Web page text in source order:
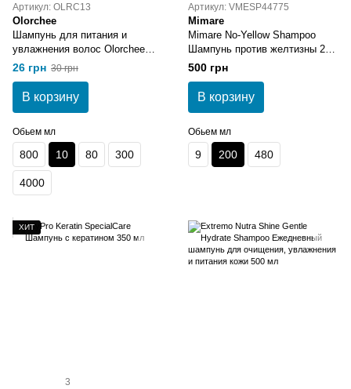
Артикул: OLRC13
Olorchee
Шампунь для питания и
увлажнения волос Olorchee
Nourishing Moisture Extra Moist
Shampoo 10 мл
26 грн 30 грн
В корзину
Обьем мл
800 10 80 300
4000
Артикул: VMESP44775
Mimare
Mimare No-Yellow Shampoo
Шампунь против желтизны 200
мл
500 грн
В корзину
Обьем мл
9 200 480
ХИТ
3